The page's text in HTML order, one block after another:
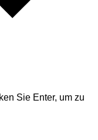
Sie Enter, um zu